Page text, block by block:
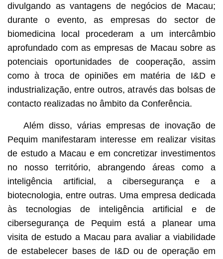
divulgando as vantagens de negócios de Macau;
durante o evento, as empresas do sector de
biomedicina local procederam a um intercâmbio
aprofundado com as empresas de Macau sobre as
potenciais oportunidades de cooperação, assim
como à troca de opiniões em matéria de I&D e
industrialização, entre outros, através das bolsas de
contacto realizadas no âmbito da Conferência.
Além disso, várias empresas de inovação de
Pequim manifestaram interesse em realizar visitas
de estudo a Macau e em concretizar investimentos
no nosso território, abrangendo áreas como a
inteligência artificial, a cibersegurança e a
biotecnologia, entre outras. Uma empresa dedicada
às tecnologias de inteligência artificial e de
cibersegurança de Pequim está a planear uma
visita de estudo a Macau para avaliar a viabilidade
de estabelecer bases de I&D ou de operação em